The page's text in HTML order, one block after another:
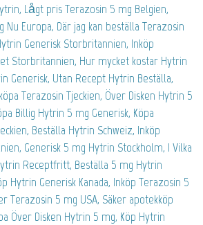
Lågt pris Terazosin 5 mg Belgien,
Nu Europa, Där jag kan beställa Terazosin
Generisk Storbritannien, Inköp
Storbritannien, Hur mycket kostar Hytrin
Generisk, Utan Recept Hytrin Beställa,
Terazosin Tjeckien, Över Disken Hytrin 5
Billig Hytrin 5 mg Generisk, Köpa
Beställa Hytrin Schweiz, Inköp
Generisk 5 mg Hytrin Stockholm, I Vilka
Receptfritt, Beställa 5 mg Hytrin
Hytrin Generisk Kanada, Inköp Terazosin 5
Terazosin 5 mg USA, Säker apotekköp
Över Disken Hytrin 5 mg, Köp Hytrin